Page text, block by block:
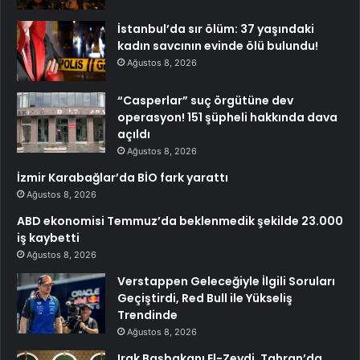
İstanbul’da sır ölüm: 37 yaşındaki
kadın savcının evinde ölü bulundu!
Ağustos 8, 2026
“Casperlar” suç örgütüne dev
operasyon! 151 şüpheli hakkında dava
açıldı
Ağustos 8, 2026
İzmir Karabağlar’da BİO fark yarattı
Ağustos 8, 2026
ABD ekonomisi Temmuz’da beklenmedik şekilde 23.000
iş kaybetti
Ağustos 8, 2026
Verstappen Geleceğiyle İlgili Soruları
Geçiştirdi, Red Bull ile Yükseliş
Trendinde
Ağustos 8, 2026